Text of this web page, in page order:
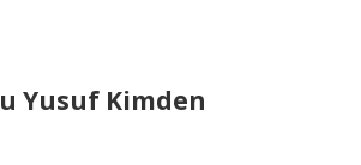
Yusuf Kimden